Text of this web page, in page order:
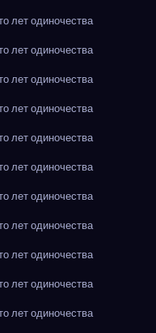
лет одиночества
лет одиночества
лет одиночества
лет одиночества
лет одиночества
лет одиночества
лет одиночества
лет одиночества
лет одиночества
лет одиночества
лет одиночества